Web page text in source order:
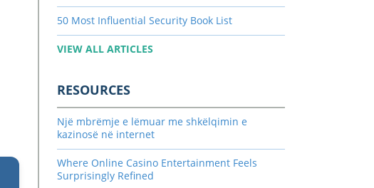
50 Most Influential Security Book List
VIEW ALL ARTICLES
RESOURCES
Një mbrëmje e lëmuar me shkëlqimin e
kazinosë në internet
Where Online Casino Entertainment Feels
Surprisingly Refined